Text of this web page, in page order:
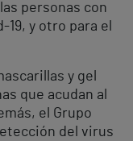
personas con
y otro para el
y gel
que acudan al
el Grupo
del virus